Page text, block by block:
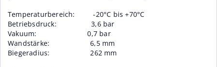
Temperaturbereich: -20°C bis +70°C
Betriebsdruck: 3,6 bar
Vakuum: 0,7 bar
Wandstärke: 6,5 mm
Biegeradius: 262 mm